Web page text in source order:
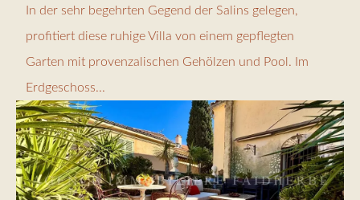
In der sehr begehrten Gegend der Salins gelegen,
profitiert diese ruhige Villa von einem gepflegten
Garten mit provenzalischen Gehölzen und Pool. Im
Erdgeschoss...